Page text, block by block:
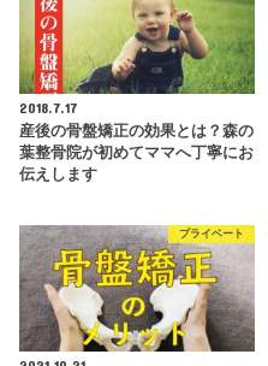
2018.7.17
産後の骨盤矯正の効果とは？森の
葉整骨院が初めてママへ丁寧にお
伝えします
プライベート